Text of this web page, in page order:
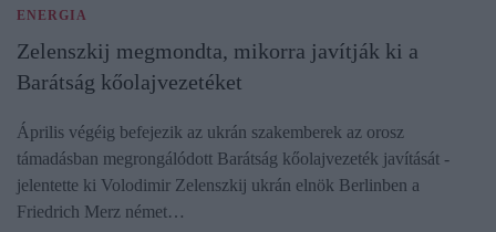
ENERGIA
Zelenszkij megmondta, mikorra javítják ki a
Barátság kőolajvezetéket
Április végéig befejezik az ukrán szakemberek az orosz
támadásban megrongálódott Barátság kőolajvezeték javítását -
jelentette ki Volodimir Zelenszkij ukrán elnök Berlinben a
Friedrich Merz német…